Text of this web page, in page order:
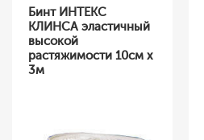
Бинт ИНТЕКС
КЛИНСА эластичный
высокой
растяжимости 10см х
3м